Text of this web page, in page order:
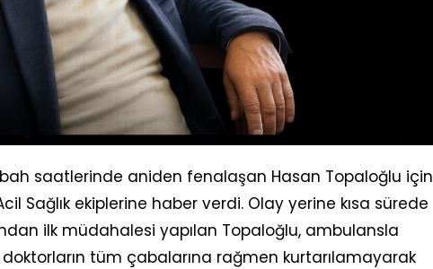
saatlerinde aniden fenalaşan Hasan Topaloğlu için
Sağlık ekiplerine haber verdi. Olay yerine kısa sürede
ilk müdahalesi yapılan Topaloğlu, ambulansla
doktorların tüm çabalarına rağmen kurtarılamayarak